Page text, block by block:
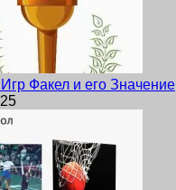
Факел и его Значение